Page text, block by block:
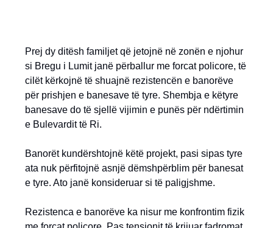
Prej dy ditësh familjet që jetojnë në zonën e njohur
si Bregu i Lumit janë përballur me forcat policore, të
cilët kërkojnë të shuajnë rezistencën e banorëve
për prishjen e banesave të tyre. Shembja e këtyre
banesave do të sjellë vijimin e punës për ndërtimin
e Bulevardit të Ri.
Banorët kundërshtojnë këtë projekt, pasi sipas tyre
ata nuk përfitojnë asnjë dëmshpërblim për banesat
e tyre. Ato janë konsideruar si të paligjshme.
Rezistenca e banorëve ka nisur me konfrontim fizik